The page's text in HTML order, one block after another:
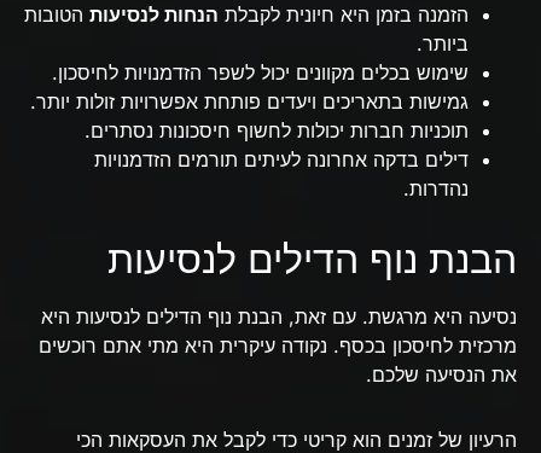
הזמנה בזמן היא חיונית לקבלת הנחות לנסיעות הטובות
ביותר.
שימוש בכלים מקוונים יכול לשפר הזדמנויות לחיסכון.
גמישות בתאריכים ויעדים פותחת אפשרויות זולות יותר.
תוכניות חברות יכולות לחשוף חיסכונות נסתרים.
דילים בדקה אחרונה לעיתים תורמים הזדמנויות
נהדרות.
הבנת נוף הדילים לנסיעות
נסיעה היא מרגשת. עם זאת, הבנת נוף הדילים לנסיעות היא
מרכזית לחיסכון בכסף. נקודה עיקרית היא מתי אתם רוכשים
את הנסיעה שלכם.
הרעיון של זמנים הוא קריטי כדי לקבל את העסקאות הכי